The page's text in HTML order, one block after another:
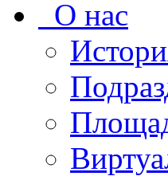
О нас